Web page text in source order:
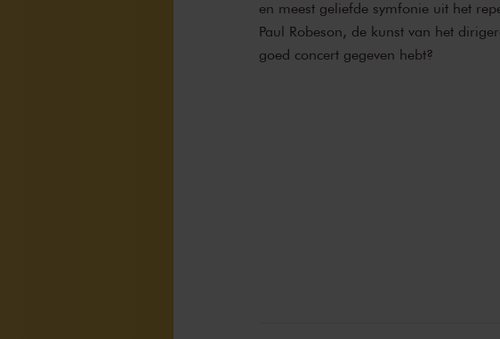
en meest geliefde symfonie uit het
Paul Robeson, de kunst van het
goed concert gegeven hebt?